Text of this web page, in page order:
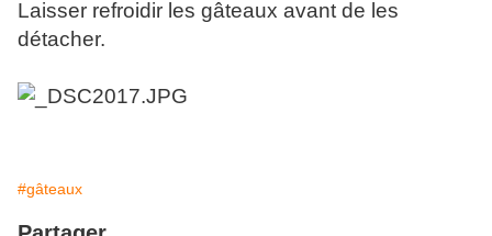
Laisser refroidir les gâteaux avant de les
détacher.
#gâteaux